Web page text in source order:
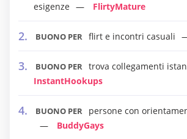
esigenze
FlirtyMature
BUONO PER flirt e incontri casuali
BUONO PER trova collegamenti
InstantHookups
BUONO PER
persone con
BuddyGays